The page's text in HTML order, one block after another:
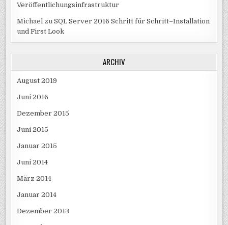
Veröffentlichungsinfrastruktur
Michael zuSQL Server 2016 Schritt für Schritt–Installation
und First Look
ARCHIV
August 2019
Juni 2016
Dezember 2015
Juni 2015
Januar 2015
Juni 2014
März 2014
Januar 2014
Dezember 2013